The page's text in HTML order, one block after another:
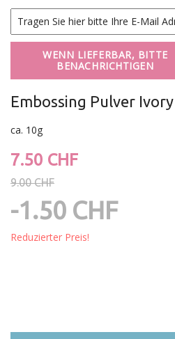
WENN LIEFERBAR, BITTE
BENACHRICHTIGEN
Embossing Pulver
ca. 10g
7.50 CHF
9.00 CHF
-1.50 CHF
Reduzierter Preis!